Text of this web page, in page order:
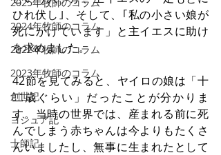
2024年牧師のコラム
2022年牧師のコラム
2023年牧師のコラム
創世記
ヨシュア記
士師記
ひれ伏し｣、そして、｢私の小さい娘が
死にかけています」と主イエスに助け
を求めました。
42節を見てみると、ヤイロの娘は「十
二歳ぐらい」だったことが分かりま
す。当時の世界では、産まれる前に死
んでしまう赤ちゃんは今よりもたくさ
んいましたし、無事に生まれたとして